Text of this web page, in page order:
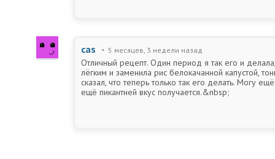
cas 5 месяцев, 3 недели назад
Отличный рецепт. Один период я так его и
лёгким и заменила рис белокачанной капустой,
сказал, что теперь только так его делать. Могу
ещё пикантней вкус получается.&nbsp;